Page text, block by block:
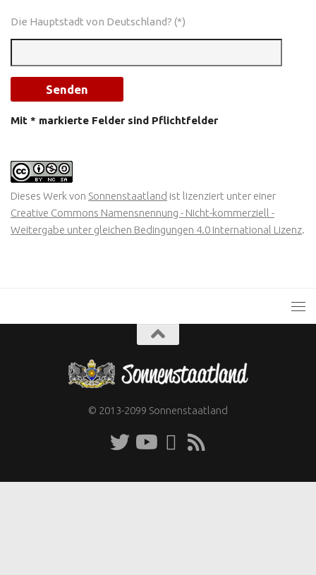
Die Hauptstadt von Deutschland? (*)
Mit * markierte Felder sind Pflichtfelder
Dieses Werk von Sonnenstaatland ist lizenziert unter einer
Creative Commons Namensnennung - Nicht-kommerziell -
Weitergabe unter gleichen Bedingungen 4.0 International Lizenz.
© 2013-2099 Sonnenstaatland